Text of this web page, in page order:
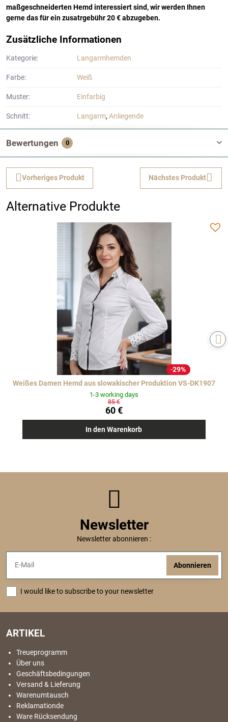
maßgeschneiderten Hemd interessiert sind, wir werden Ihnen
gerne das für ein zusatrgebühr 20 € abzugeben.
Zusätzliche Informationen
Kategorie: Langarmhemden
Farbe: Weiß
Muster: Einfarbig
Schnitt: Langarm, Anliegende
Bewertungen 0
Vorheriges Produkt Nächstes Produkt
Alternative Produkte
29%
Weißes Damen Hemd aus slowakischer Produktion VS-DK1907
1-3 working days
60 €
85 €
In den Warenkorb
Newsletter
Newsletter abonnieren :
Abonnieren
I would like to subscribe to your newsletter
ARTIKEL
Treueprogramm
Über uns
Geschäftsbedingungen
Versand & Lieferung
Warenumtausch
Reklamationde
Ware Rücksendung